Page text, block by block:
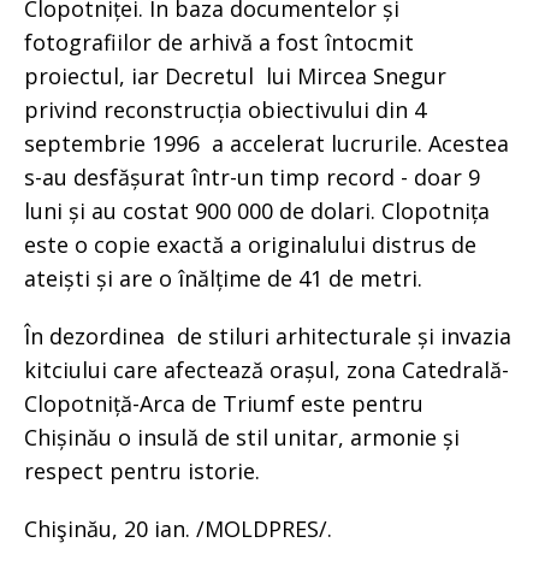
Clopotniței. În baza documentelor și
fotografiilor de arhivă a fost întocmit
proiectul, iar Decretul lui Mircea Snegur
privind reconstrucția obiectivului din 4
septembrie 1996 a accelerat lucrurile. Acestea
s-au desfășurat într-un timp record - doar 9
luni și au costat 900 000 de dolari. Clopotnița
este o copie exactă a originalului distrus de
ateiști și are o înălțime de 41 de metri.
În dezordinea de stiluri arhitecturale și invazia
kitciului care afectează orașul, zona Catedrală-
Clopotniță-Arca de Triumf este pentru
Chișinău o insulă de stil unitar, armonie și
respect pentru istorie.
Chişinău, 20 ian. /MOLDPRES/.